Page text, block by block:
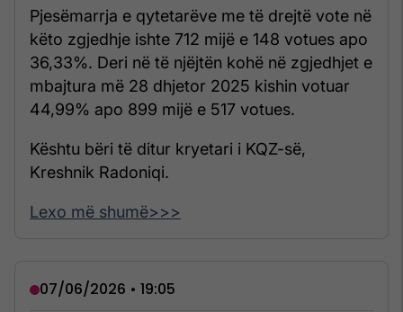
Pjesëmarrja e qytetarëve me të drejtë vote në
këto zgjedhje ishte 712 mijë e 148 votues apo
36,33%. Deri në të njëjtën kohë në zgjedhjet e
mbajtura më 28 dhjetor 2025 kishin votuar
44,99% apo 899 mijë e 517 votues.
Kështu bëri të ditur kryetari i KQZ-së,
Kreshnik Radoniqi.
Lexo më shumë>>>
07/06/2026 • 19:05